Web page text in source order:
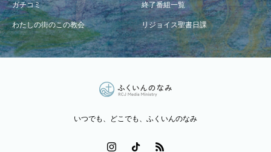
ガチコミ 終了番組一覧
わたしの街のこの教会 リジョイス聖書日課
いつでも、どこでも、ふくいんのなみ